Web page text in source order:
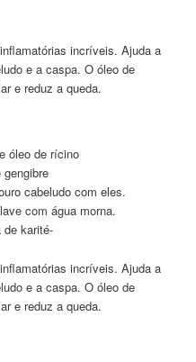
incríveis. Ajuda a
e a caspa. O óleo de
e reduz a queda.
óleo de rícino
cabeludo com eles.
com água morna.
karité-
incríveis. Ajuda a
e a caspa. O óleo de
e reduz a queda.